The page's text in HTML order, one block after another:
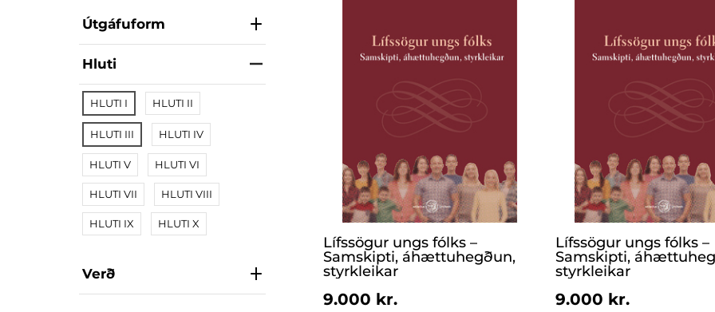
Útgáfuform
Hluti
HLUTI I HLUTI II
HLUTI III HLUTI IV
HLUTI V HLUTI VI
HLUTI VII HLUTI VIII
HLUTI IX HLUTI X
Verð
Lífssögur ungs fólks –
Samskipti, áhættuhegðun,
styrkleikar
9.000 kr.
Lífssögur ungs fólks –
Samskipti,
styrkleikar
9.000 kr.